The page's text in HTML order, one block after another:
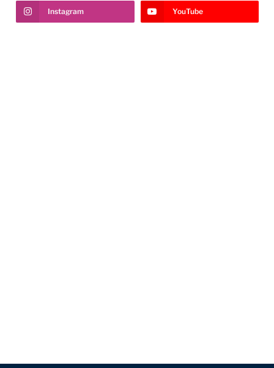
Instagram YouTube